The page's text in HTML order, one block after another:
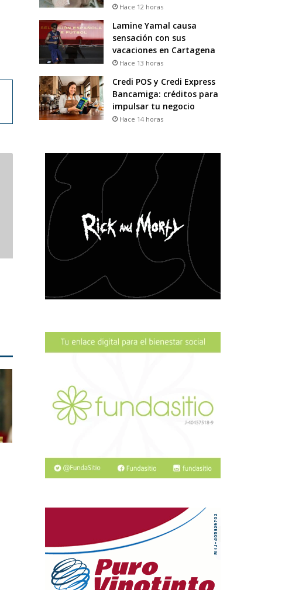
Hace 12 horas
Lamine Yamal causa
sensación con sus
vacaciones en Cartagena
Hace 13 horas
Credi POS y Credi Express
Bancamiga: créditos para
impulsar tu negocio
Hace 14 horas